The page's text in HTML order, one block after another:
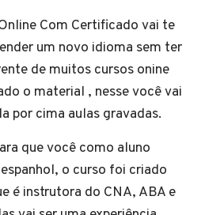
Com Certificado vai te
um novo idioma sem ter
de muitos cursos onine
o material , nesse você vai
por cima aulas gravadas.
que você como aluno
o curso foi criado
é instrutora do CNA, ABA e